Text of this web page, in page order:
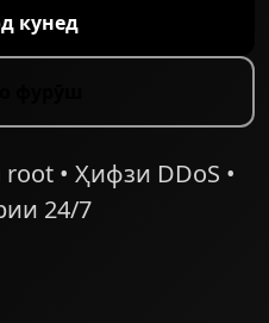
кунед
• Ҳифзи DDoS •
24/7